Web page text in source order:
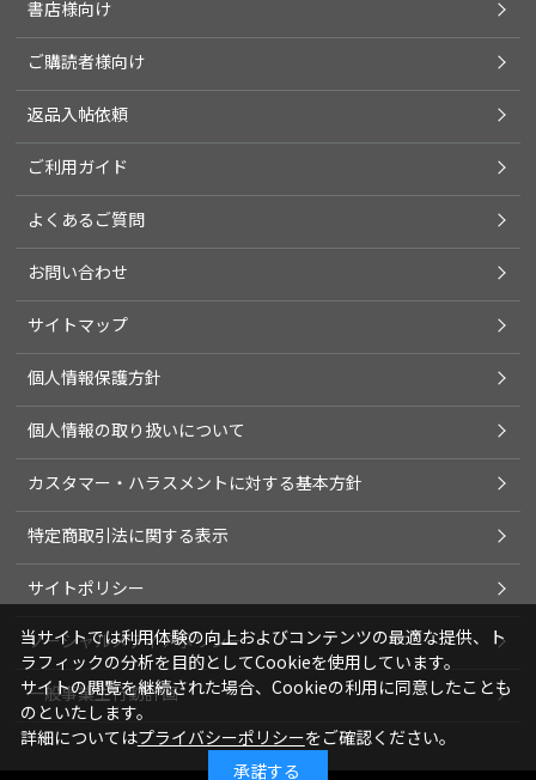
書店様向け
ご購読者様向け
返品入帖依頼
ご利用ガイド
よくあるご質問
お問い合わせ
サイトマップ
個人情報保護方針
個人情報の取り扱いについて
カスタマー・ハラスメントに対する基本方針
特定商取引法に関する表示
サイトポリシー
ソーシャルメディアポリシー
一般事業主行動計画
当サイトでは利用体験の向上およびコンテンツの最適な提供、ト
ラフィックの分析を目的としてCookieを使用しています。
サイトの閲覧を継続された場合、Cookieの利用に同意したことも
のといたします。
詳細についてはプライバシーポリシーをご確認ください。
承諾する